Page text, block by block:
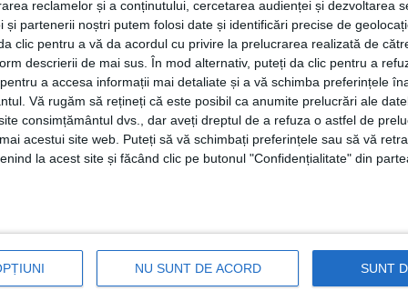
reclamelor și a conținutului, cercetarea audienței și dezvoltarea
și partenerii noștri putem folosi date și identificări precise de
clic pentru a vă da acordul cu privire la prelucrarea realizată de
descrierii de mai sus. În mod alternativ, puteți da clic pentru a
a accesa informații mai detaliate și a vă schimba preferințele
Vă rugăm să rețineți că este posibil ca anumite prelucrări ale
consimțământul dvs., dar aveți dreptul de a refuza o astfel de
acestui site web. Puteți să vă schimbați preferințele sau să vă
la acest site și făcând clic pe butonul "Confidențialitate" din
NU SUNT DE ACORD SUNT
tribunele închise,suporterii din Reșițaau
favoriții în noul sezon. Fanii au urcat
și, în startul meciului, au aprins și mai